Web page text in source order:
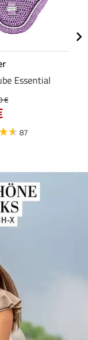
Essential
€
87